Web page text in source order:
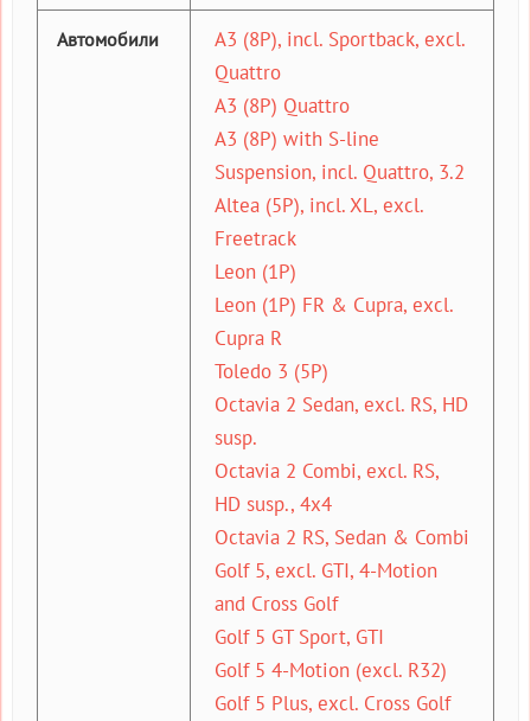
Автомобили
A3 (8P), incl. Sportback, excl.
Quattro
A3 (8P) Quattro
A3 (8P) with S-line
Suspension, incl. Quattro, 3.2
Altea (5P), incl. XL, excl.
Freetrack
Leon (1P)
Leon (1P) FR & Cupra, excl.
Cupra R
Toledo 3 (5P)
Octavia 2 Sedan, excl. RS, HD
susp.
Octavia 2 Combi, excl. RS,
HD susp., 4x4
Octavia 2 RS, Sedan & Combi
Golf 5, excl. GTI, 4-Motion
and Cross Golf
Golf 5 GT Sport, GTI
Golf 5 4-Motion (excl. R32)
Golf 5 Plus, excl. Cross Golf